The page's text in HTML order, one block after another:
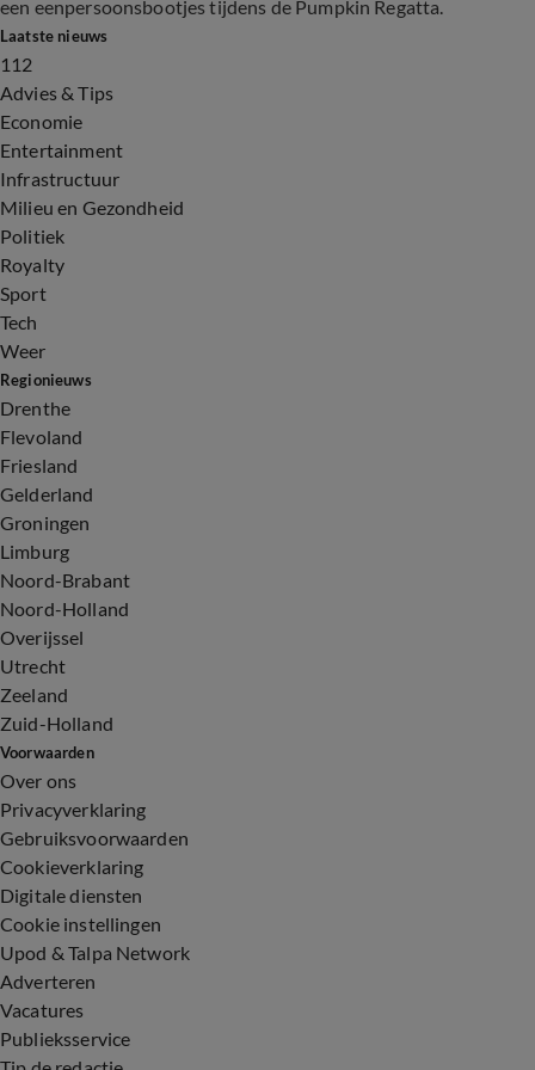
een eenpersoonsbootjes tijdens de Pumpkin Regatta.
Laatste nieuws
112
Advies & Tips
Economie
Entertainment
Infrastructuur
Milieu en Gezondheid
Politiek
Royalty
Sport
Tech
Weer
Regionieuws
Drenthe
Flevoland
Friesland
Gelderland
Groningen
Limburg
Noord-Brabant
Noord-Holland
Overijssel
Utrecht
Zeeland
Zuid-Holland
Voorwaarden
Over ons
Privacyverklaring
Gebruiksvoorwaarden
Cookieverklaring
Digitale diensten
Cookie instellingen
Upod & Talpa Network
Adverteren
Vacatures
Publieksservice